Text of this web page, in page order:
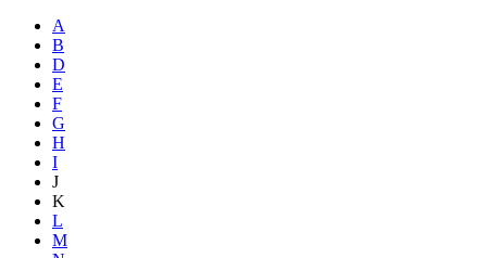
A
B
D
E
F
G
H
I
J
K
L
M